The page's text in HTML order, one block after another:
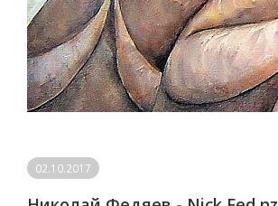
02.10.2017